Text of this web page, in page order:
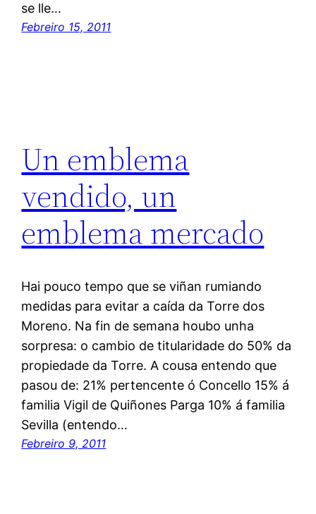
se lle…
Febreiro 15, 2011
Un emblema
vendido, un
emblema mercado
Hai pouco tempo que se viñan rumiando
medidas para evitar a caída da Torre dos
Moreno. Na fin de semana houbo unha
sorpresa: o cambio de titularidade do 50% da
propiedade da Torre. A cousa entendo que
pasou de: 21% pertencente ó Concello 15% á
familia Vigil de Quiñones Parga 10% á familia
Sevilla (entendo…
Febreiro 9, 2011